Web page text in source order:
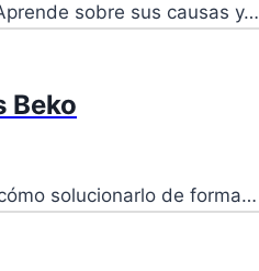
sobre sus causas y…
Beko
solucionarlo de forma…